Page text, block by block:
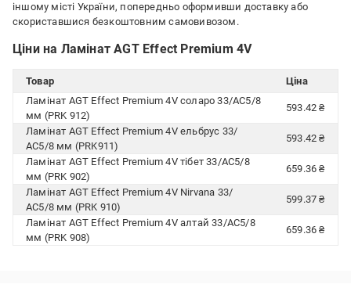
іншому місті України, попередньо оформивши доставку або
скориставшися безкоштовним самовивозом.
Ціни на Ламінат AGT Effect Premium 4V
Товар
Ціна
Ламінат AGT Effect Premium 4V соларо 33/АС5/8
мм (PRK 912)
593.42 ₴
Ламінат AGT Effect Premium 4V ельбрус 33/
АС5/8 мм (PRK911)
593.42 ₴
Ламінат AGT Effect Premium 4V тібет 33/АС5/8
мм (PRK 902)
659.36 ₴
Ламінат AGT Effect Premium 4V Nirvana 33/
АС5/8 мм (PRK 910)
599.37 ₴
Ламінат AGT Effect Premium 4V алтай 33/АС5/8
мм (PRK 908)
659.36 ₴